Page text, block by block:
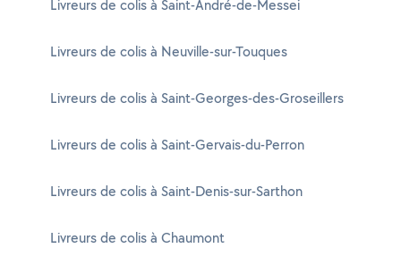
Livreurs de colis à Saint-André-de-Messei
Livreurs de colis à Neuville-sur-Touques
Livreurs de colis à Saint-Georges-des-Groseillers
Livreurs de colis à Saint-Gervais-du-Perron
Livreurs de colis à Saint-Denis-sur-Sarthon
Livreurs de colis à Chaumont